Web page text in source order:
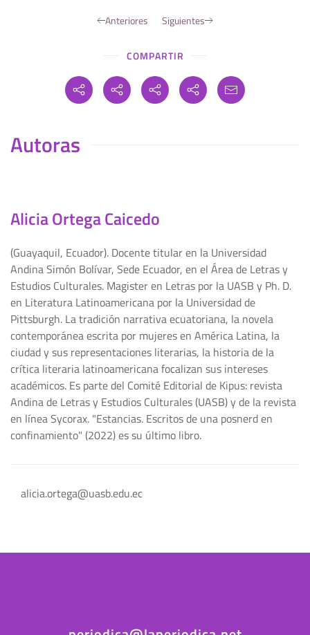
Anteriores Siguientes
COMPARTIR
Autoras
Alicia Ortega Caicedo
(Guayaquil, Ecuador). Docente titular en la Universidad
Andina Simón Bolívar, Sede Ecuador, en el Área de Letras y
Estudios Culturales. Magister en Letras por la UASB y Ph. D.
en Literatura Latinoamericana por la Universidad de
Pittsburgh. La tradición narrativa ecuatoriana, la novela
contemporánea escrita por mujeres en América Latina, la
ciudad y sus representaciones literarias, la historia de la
crítica literaria latinoamericana focalizan sus intereses
académicos. Es parte del Comité Editorial de Kipus: revista
Andina de Letras y Estudios Culturales (UASB) y de la revista
en línea Sycorax. "Estancias. Escritos de una posnerd en
confinamiento" (2022) es su último libro.
alicia.ortega@uasb.edu.ec